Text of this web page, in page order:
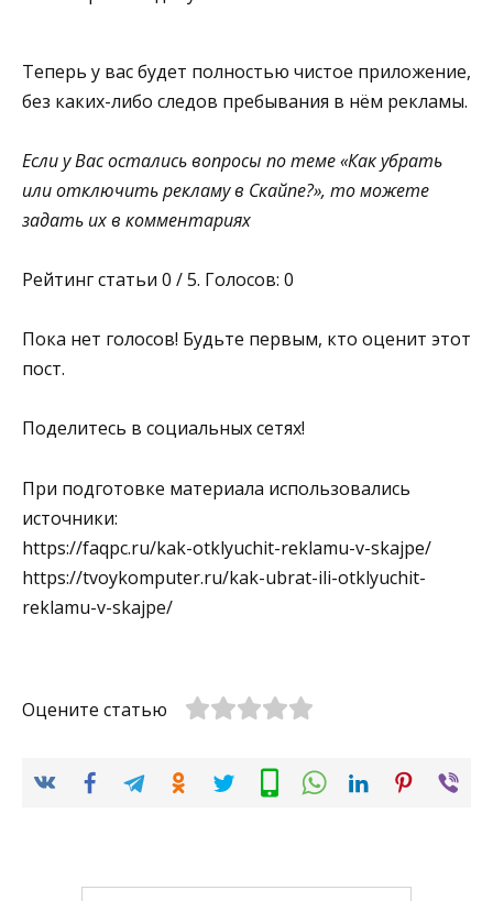
Теперь у вас будет полностью чистое приложение,
без каких-либо следов пребывания в нём рекламы.
Если у Вас остались вопросы по теме «Как убрать
или отключить рекламу в Скайпе?», то можете
задать их в комментариях
Рейтинг статьи 0 / 5. Голосов: 0
Пока нет голосов! Будьте первым, кто оценит этот
пост.
Поделитесь в социальных сетях!
При подготовке материала использовались
источники:
https://faqpc.ru/kak-otklyuchit-reklamu-v-skajpe/
https://tvoykomputer.ru/kak-ubrat-ili-otklyuchit-
reklamu-v-skajpe/
Оцените статью